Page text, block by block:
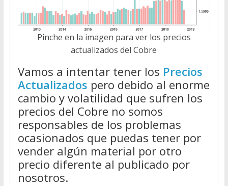
Pinche en la imagen para ver los precios
actualizados del Cobre
Vamos a intentar tener los Precios
Actualizados pero debido al enorme
cambio y volatilidad que sufren los
precios del Cobre no somos
responsables de los problemas
ocasionados que puedas tener por
vender algún material por otro
precio diferente al publicado por
nosotros.